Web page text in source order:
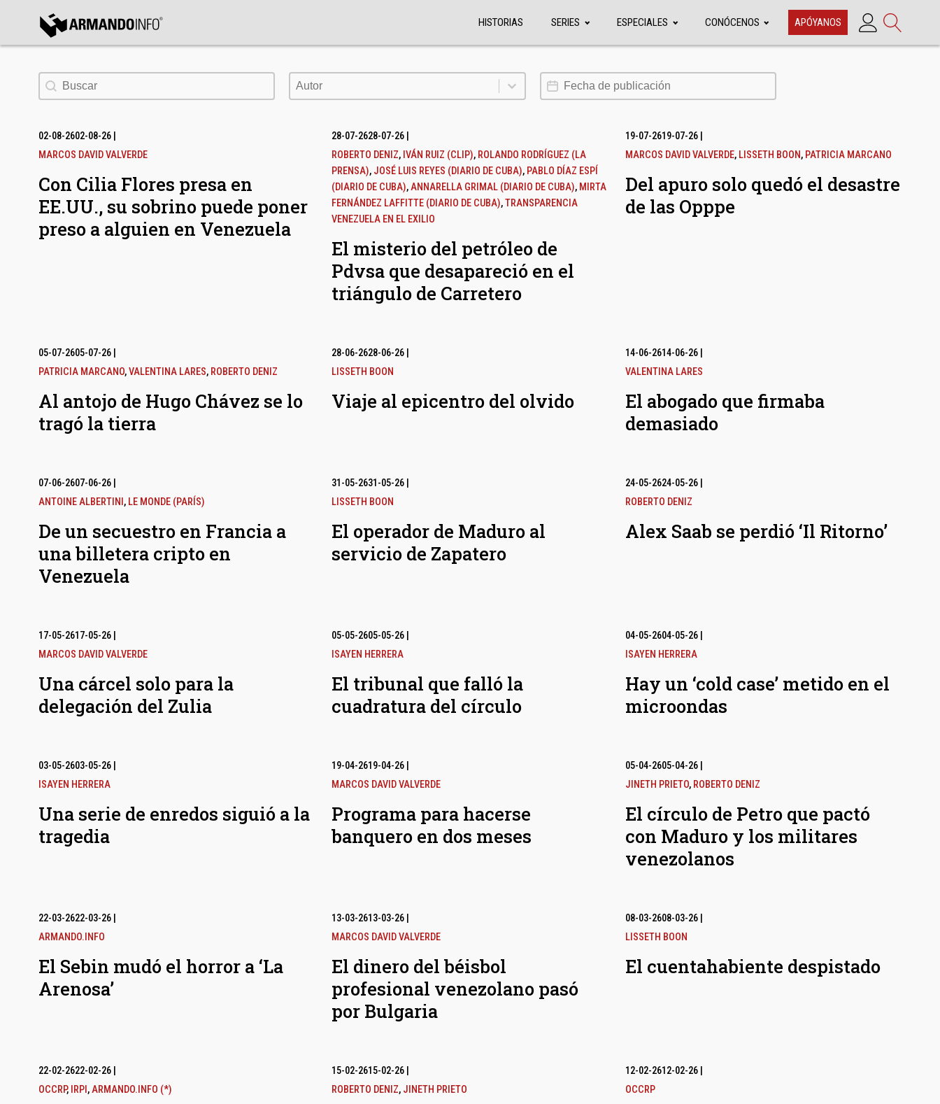
HISTORIAS SERIES ESPECIALES CONÓCENOS APÓYANOS
Buscar Autor
Autor Fecha de publicación
02-08-2602-08-26|
MARCOS DAVID VALVERDE
Con Cilia Flores presa en
EE.UU., su sobrino puede poner
preso a alguien en Venezuela
28-07-2628-07-26
ROBERTO DENIZ, IVÁN RUIZ (CLIP), ROLANDO RODRÍGUEZ (LA
PRENSA), JOSÉ LUIS REYES (DIARIO DE CUBA), PABLO DÍAZ ESPÍ
(DIARIO DE CUBA),ANNARELLA GRIMAL (DIARIO DE CUBA), MIRTA
FERNÁNDEZ LAFFITTE (DIARIO DE CUBA),TRANSPARENCIA
VENEZUELA EN EL EXILIO
El misterio del petróleo de
Pdvsa que desapareció en el
triángulo de Carretero
19-07-2619-07-26|
MARCOS DAVID VALVERDE, LISSETH BOON, PATRICIA MARCANO
Del apuro solo quedó el desastre
de las Opppe
05-07-2605-07-26|
PATRICIA MARCANO,VALENTINA LARES, ROBERTO DENIZ
Al antojo de Hugo Chávez se lo
tragó la tierra
28-06-2628-06-26
LISSETH BOON
Viaje al epicentro del olvido
14-06-2614-06-26|
VALENTINA LARES
El abogado que firmaba
demasiado
07-06-2607-06-26|
ANTOINE ALBERTINI , LE MONDE (PARÍS)
De un secuestro en Francia a
una billetera cripto en
Venezuela
31-05-2631-05-26
LISSETH BOON
El operador de Maduro al
servicio de Zapatero
24-05-2624-05-26|
ROBERTO DENIZ
Alex Saab se perdió ‘Il Ritorno’
17-05-2617-05-26|
MARCOS DAVID VALVERDE
Una cárcel solo para la
delegación del Zulia
05-05-2605-05-26
ISAYEN HERRERA
El tribunal que falló la
cuadratura del círculo
04-05-2604-05-26|
ISAYEN HERRERA
Hay un ‘cold case’ metido en el
microondas
03-05-2603-05-26|
ISAYEN HERRERA
Una serie de enredos siguió a la
tragedia
19-04-2619-04-26
MARCOS DAVID VALVERDE
Programa para hacerse
banquero en dos meses
05-04-2605-04-26|
JINETH PRIETO, ROBERTO DENIZ
El círculo de Petro que pactó
con Maduro y los militares
venezolanos
22-03-2622-03-26|
ARMANDO.INFO
El Sebin mudó el horror a ‘La
Arenosa’
13-03-2613-03-26
MARCOS DAVID VALVERDE
El dinero del béisbol
profesional venezolano pasó
por Bulgaria
08-03-2608-03-26|
LISSETH BOON
El cuentahabiente despistado
22-02-2622-02-26|
OCCRP, IRPI ,ARMANDO.INFO (*)
15-02-2615-02-26
ROBERTO DENIZ, JINETH PRIETO
12-02-2612-02-26|
OCCRP